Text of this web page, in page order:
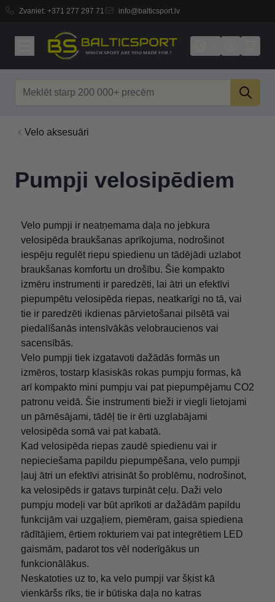
Zvaniet: +371 277 297 71 info@balticsport.lv
Velo aksesuāri
Pumpji velosipēdiem
Velo pumpji ir neatņemama daļa no jebkura
velosipēda braukšanas aprīkojuma, nodrošinot
iespēju regulēt riepu spiedienu un tādējādi uzlabot
braukšanas komfortu un drošību. Šie kompakto
izmēru instrumenti ir paredzēti, lai ātri un efektīvi
piepumpētu velosipēda riepas, neatkarīgi no tā, vai
tie ir paredzēti ikdienas pārvietošanai pilsētā vai
piedalīšanās intensīvākās velobraucienos vai
sacensībās.
Velo pumpji tiek izgatavoti dažādās formās un
izmēros, tostarp klasiskās rokas pumpju formas, kā
arī kompakto mini pumpju vai pat piepumpējamu CO2
patronu veidā. Šie instrumenti bieži ir viegli lietojami
un pārnēsājami, tādēļ tie ir ērti uzglabājami
velosipēda somā vai pat kabatā.
Kad velosipēda riepas zaudē spiedienu vai ir
nepieciešama papildu piepumpēšana, velo pumpji
ļauj ātri un efektīvi atrisināt šo problēmu, nodrošinot,
ka velosipēds ir gatavs turpināt ceļu. Daži velo
pumpju modeļi var būt aprīkoti ar dažādām papildu
funkcijām vai uzgaļiem, piemēram, gaisa spiediena
rādītājiem, ērtiem rokturiem vai pat integrētiem LED
gaismām, padarot tos vēl noderīgākus un
funkcionālākus.
Neskatoties uz to, ka velo pumpji var šķist kā
vienkāršs rīks, tie ir būtiska daļa no katras